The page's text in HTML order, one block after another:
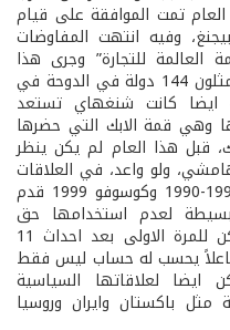
تمت الموافقة على قيام
للعام 2008 في بيجنغ، وفيه انتهت المفاوضات
العالمة للتجارة” وجرى هذا
الدخول رسميا في حفل شارك فيه ممثلون 144 دولة في الدوحة في
ايضا كانت شنغهاي تستعد
وهي قمة الابك التي حضرها
قبل هذا العام لم يكن ينظر
ولو واعد، في العلاقات
الدولية. وخلال حربي الخليج الثانية 1990-1990 وكوسوفو 1999 قدم
لعدم استخدامها حق
النقض الفيتو في مجلس الامن ولكن للمرة الاولى بعد احداث 11
دولياً فاعلاً يحسب له حساب ليس فقط
ايضا لعلاقاتها السياسية
باكستان وايران وروسيا